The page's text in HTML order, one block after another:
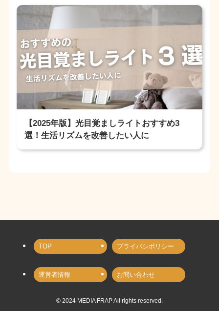
【2025年版】光目覚ましライトおすすめ3
選！生活リズムを改善したい人に
TOP プライバシポリシー
運営者情報 お問い合わせ
© 2024 MEDIA FRAP All rights reserved.